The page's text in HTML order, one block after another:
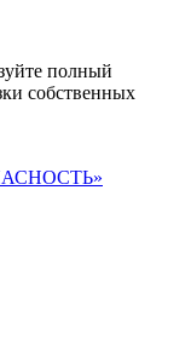
полный
собственных